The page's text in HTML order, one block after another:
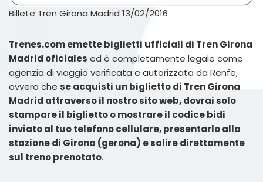
Billete Tren Girona Madrid 13/02/2016
Trenes.com emette biglietti ufficiali di Tren Girona
Madrid oficiales ed è completamente legale come
agenzia di viaggio verificata e autorizzata da Renfe,
ovvero che se acquisti un biglietto di Tren Girona
Madrid attraverso il nostro sito web, dovrai solo
stampare il biglietto o mostrare il codice bidi
inviato al tuo telefono cellulare, presentarlo alla
stazione di Girona (gerona) e salire direttamente
sul treno prenotato.